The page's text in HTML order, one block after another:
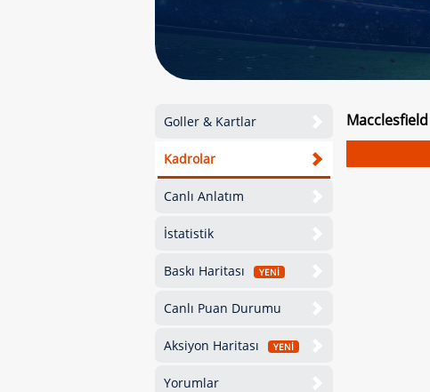
Goller & Kartlar
Kadrolar
Canlı Anlatım
İstatistik
Baskı Haritası YENİ
Canlı Puan Durumu
Aksiyon Haritası YENİ
Yorumlar